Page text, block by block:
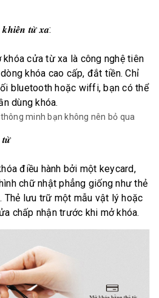
𝒕𝒖̛̀ 𝒙𝒂:
khóa cửa từ xa là công nghệ tiên
khóa cao cấp, đắt tiền. Chỉ
bluetooth hoặc wiffi, bạn có thể
dùng khóa.
điều hành bởi một keycard,
chữ nhật phẳng giống như thẻ
Thẻ lưu trữ một mẫu vật lý hoặc
chấp nhận trước khi mở khóa.